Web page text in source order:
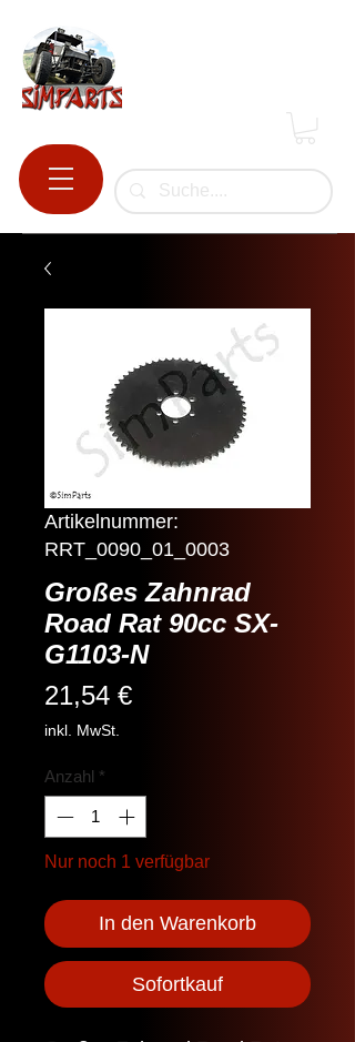
Artikelnummer:
RRT_0090_01_0003
Großes Zahnrad
Road Rat 90cc SX-
G1103-N
21,54 €Preis
inkl. MwSt.
Anzahl *
Nur noch 1 verfügbar
In den Warenkorb
Sofortkauf